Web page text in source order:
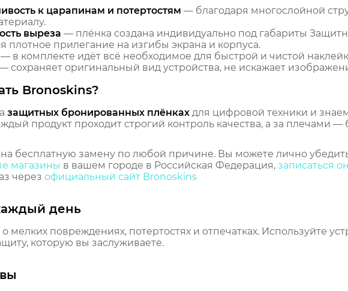
к царапинам и потертостям — благодаря многослойной
выреза — плёнка создана индивидуально под габариты
плотное прилегание на изгибы экрана и корпуса.
— в комплекте идёт всё необходимое для быстрой и чистой
сохраняет оригинальный вид устройства, не искажает
Bronoskins?
защитных бронированных плёнках для цифровой техники и
продукт проходит строгий контроль качества, а за плечами
на бесплатную замену по любой причине. Вы можете лично
магазины в вашем городе в Российская Федерация, записаться
через официальный сайт Bronoskins
день
мелких повреждениях, потертостях и отпечатках. Используйте
которую вы заслуживаете.